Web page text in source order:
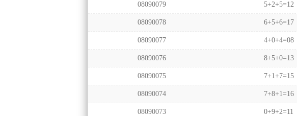
08090079 5+2+5=12
08090078 6+5+6=17
08090077 4+0+4=08
08090076 8+5+0=13
08090075 7+1+7=15
08090074 7+8+1=16
08090073 0+9+2=11